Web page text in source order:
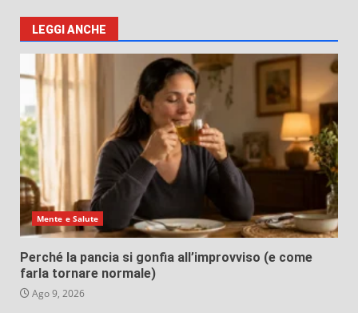
LEGGI ANCHE
Mente e Salute
Perché la pancia si gonfia all’improvviso (e come
farla tornare normale)
Ago 9, 2026